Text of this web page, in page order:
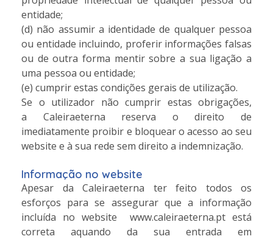
entidade;
(d) não assumir a identidade de qualquer pessoa
ou entidade incluindo, proferir informações falsas
ou de outra forma mentir sobre a sua ligação a
uma pessoa ou entidade;
(e) cumprir estas condições gerais de utilização.
Se o utilizador não cumprir estas obrigações,
a Caleiraeterna reserva o direito de
imediatamente proibir e bloquear o acesso ao seu
website e à sua rede sem direito a indemnização.
Informação no website
Apesar da Caleiraeterna ter feito todos os
esforços para se assegurar que a informação
incluída no website www.caleiraeterna.pt está
correta aquando da sua entrada em